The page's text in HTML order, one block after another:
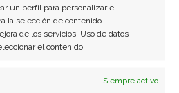
un perfil para personalizar el
la selección de contenido
de los servicios, Uso de datos
el contenido.
Siempre activo